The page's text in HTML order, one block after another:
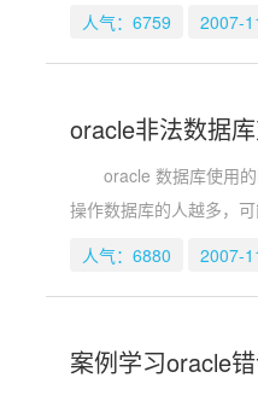
人气：6759
2007-
oracle非法数据
oracle 数据库使用的
操作数据库的人越多
人气：6880
2007-
案例学习oracle